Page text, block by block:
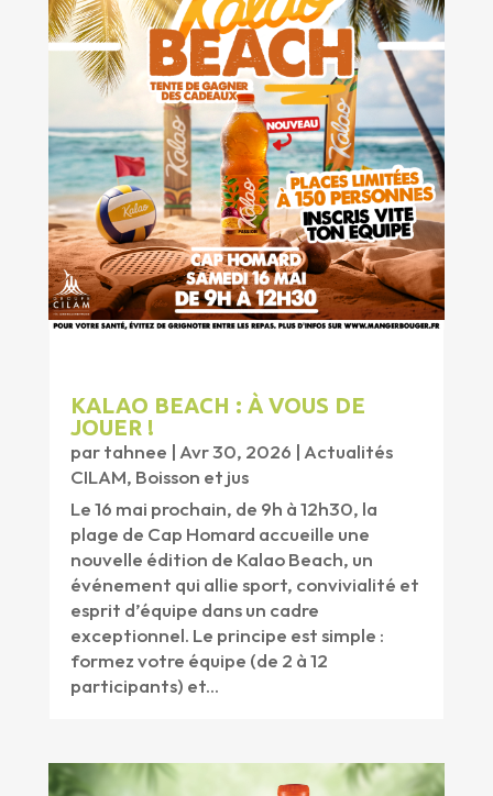
KALAO BEACH : À VOUS DE
JOUER !
partahnee | Avr 30, 2026 | Actualités
CILAM, Boisson et jus
Le 16 mai prochain, de 9h à 12h30, la
plage de Cap Homard accueille une
nouvelle édition de Kalao Beach, un
événement qui allie sport, convivialité et
esprit d’équipe dans un cadre
exceptionnel. Le principe est simple :
formez votre équipe (de 2 à 12
participants) et...